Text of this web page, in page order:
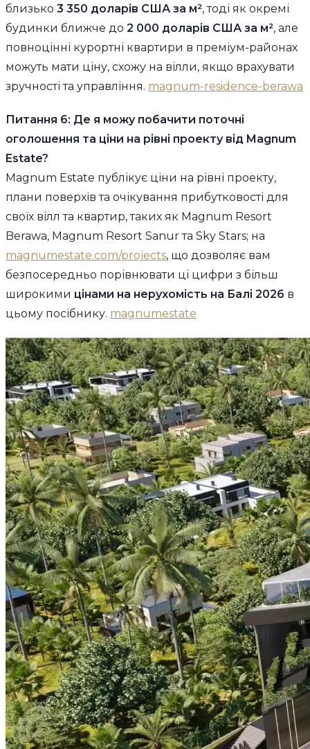
близько 3 350 доларів США за м², тоді як окремі
будинки ближче до 2 000 доларів США за м², але
повноцінні курортні квартири в преміум-районах
можуть мати ціну, схожу на вілли, якщо врахувати
зручності та управління. magnum-residence-berawa
Питання 6: Де я можу побачити поточні
оголошення та ціни на рівні проекту від Magnum
Estate?
Magnum Estate публікує ціни на рівні проекту,
плани поверхів та очікування прибутковості для
своїх вілл та квартир, таких як Magnum Resort
Berawa, Magnum Resort Sanur та Sky Stars; на
magnumestate.com/projects, що дозволяє вам
безпосередньо порівнювати ці цифри з більш
широкими цінами на нерухомість на Балі 2026 в
цьому посібнику. magnumestate